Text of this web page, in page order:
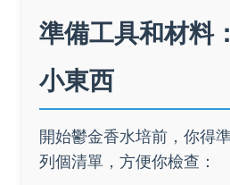
準備工具和材料
小東西
開始鬱金香水培前，你得
列個清單，方便你檢查：